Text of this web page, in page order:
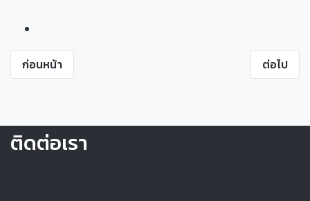
ก่อนหน้า ต่อไป
ติดต่อเรา